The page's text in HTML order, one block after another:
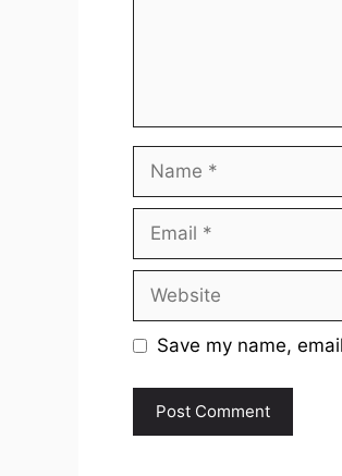
Name
Email
Website
Save my name,